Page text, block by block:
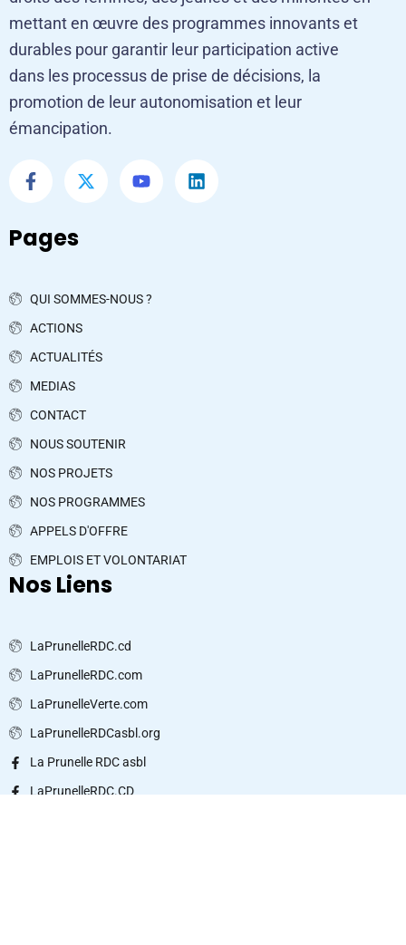
mettant en œuvre des programmes innovants et
durables pour garantir leur participation active
dans les processus de prise de décisions, la
promotion de leur autonomisation et leur
émancipation.
Pages
QUI SOMMES-NOUS ?
ACTIONS
ACTUALITÉS
MEDIAS
CONTACT
NOUS SOUTENIR
NOS PROJETS
NOS PROGRAMMES
APPELS D'OFFRE
EMPLOIS ET VOLONTARIAT
Nos Liens
LaPrunelleRDC.cd
LaPrunelleRDC.com
LaPrunelleVerte.com
LaPrunelleRDCasbl.org
La Prunelle RDC asbl
LaPrunelleRDC.CD